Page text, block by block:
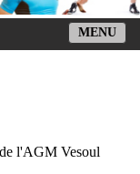
MENU
l'AGM Vesoul